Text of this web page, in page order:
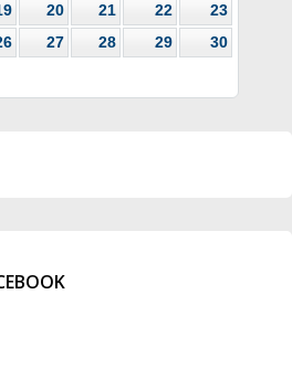
20 21 22
23
27 28 29
30